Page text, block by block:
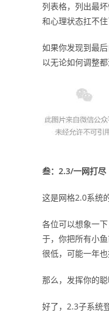
列表格，列出最
和心理状态扛不
如果你发现到最
以无论如何调整
叁：2.3/一网打尽
这是网格2.0系统
各位可以想象一
于，你把所有小
很低，可能一年也
那么，发挥你的
好了，2.3子系统